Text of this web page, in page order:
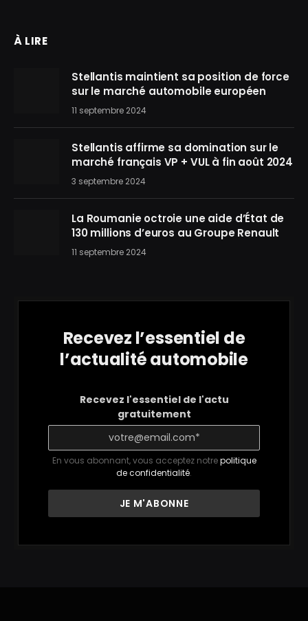
À LIRE
Stellantis maintient sa position de force
sur le marché automobile européen
11 septembre 2024
Stellantis affirme sa domination sur le
marché français VP + VUL à fin août 2024
3 septembre 2024
La Roumanie octroie une aide d’État de
130 millions d’euros au Groupe Renault
11 septembre 2024
Recevez l’essentiel de
l’actualité automobile
Recevez l'essentiel de l'actu
gratuitement
En vous abonnant, vous acceptez notrepolitique
de confidentialité.